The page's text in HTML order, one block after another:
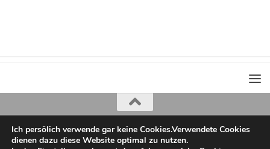
Iris Greiner
copyright 2022
Ich persölich verwende gar keine Cookies.Verwendete Cookies
dienen dazu diese Website optimal zu nutzen.